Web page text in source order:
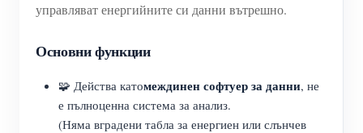
управляват енергийните си данни вътрешно.
Основни функции
🧩 Действа катомеждинен софтуер за данни, не
е пълноценна система за анализ.
(Няма вградени табла за енергиен или слънчев